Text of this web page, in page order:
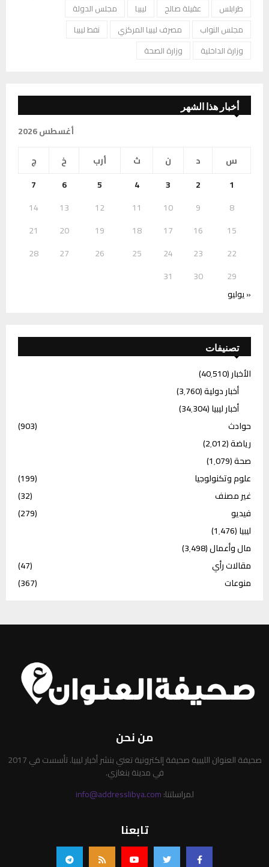
طرابلس
عقيلة صالح ليبيا
مجلس الدولة
مجلس النواب
مصرف ليبيا المركزي
نفط ليبيا
وزارة الداخلية
وزارة الصحة
أخبار هذا الشهر
أغسطس 2026
س
د ن ث أرب خ
ج
1
2
3
4
5
6
7
8
9
10
11
12
13
14
15
16
17
18
19
20
21
22
23
24
25
26
27
28
29
30
31
« يوليو
تصنيفات
الأخبار(40٬510)
أخبار دولية(3٬760)
أخبار ليبيا(34٬304)
حوادث
(903)
رياضة(2٬012)
صحة(1٬079)
علوم وتكنولوجيا
(199)
غير مصنف
(32)
فيديو
(279)
ليبيا(1٬476)
مال وأعمال(3٬498)
مقالات رأي
(47)
منوعات
(367)
من نحن
صحيفة العنوان الليبية صحيفة إلكترونية تعني بنشر أخبار ليبيا. تأسست في 2017
في مدينة بنغازي.
لمراسلتنا:info@addresslibya.com
تابعنا